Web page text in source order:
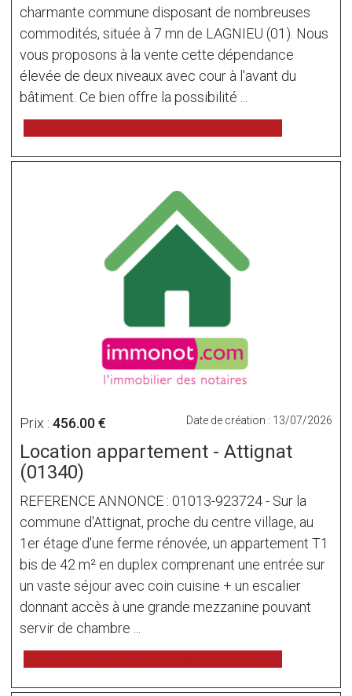
charmante commune disposant de nombreuses
commodités, située à 7 mn de LAGNIEU (01). Nous
vous proposons à la vente cette dépendance
élevée de deux niveaux avec cour à l'avant du
bâtiment. Ce bien offre la possibilité ...
Prix : 456.00 € Date de création : 13/07/2026
Location appartement - Attignat
(01340)
REFERENCE ANNONCE : 01013-923724 - Sur la
commune d'Attignat, proche du centre village, au
1er étage d'une ferme rénovée, un appartement T1
bis de 42 m² en duplex comprenant une entrée sur
un vaste séjour avec coin cuisine + un escalier
donnant accès à une grande mezzanine pouvant
servir de chambre ...